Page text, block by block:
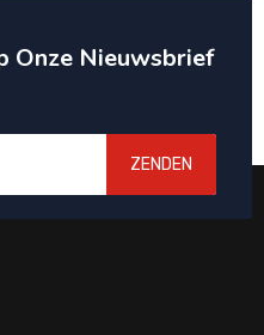
Onze Nieuwsbrief
ZENDEN